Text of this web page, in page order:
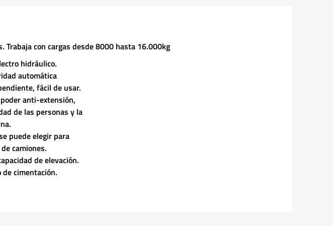
Trabaja con cargas desde 8000 hasta 16.000kg
hidráulico.
automática
fácil de usar.
anti-extensión,
de las personas y la
puede elegir para
camiones.
de elevación.
de cimentación.